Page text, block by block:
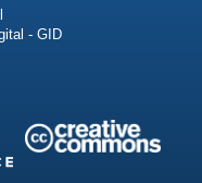
- GID